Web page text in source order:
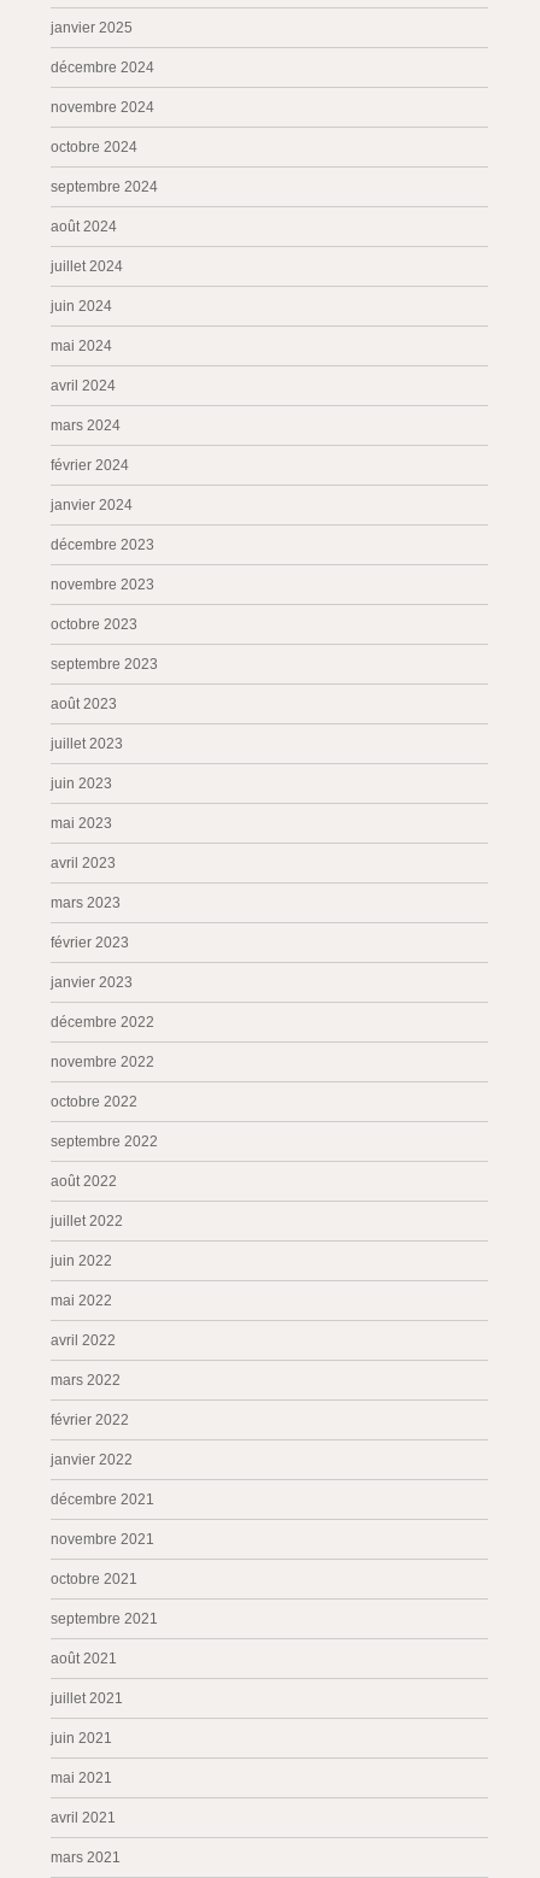
janvier 2025
décembre 2024
novembre 2024
octobre 2024
septembre 2024
août 2024
juillet 2024
juin 2024
mai 2024
avril 2024
mars 2024
février 2024
janvier 2024
décembre 2023
novembre 2023
octobre 2023
septembre 2023
août 2023
juillet 2023
juin 2023
mai 2023
avril 2023
mars 2023
février 2023
janvier 2023
décembre 2022
novembre 2022
octobre 2022
septembre 2022
août 2022
juillet 2022
juin 2022
mai 2022
avril 2022
mars 2022
février 2022
janvier 2022
décembre 2021
novembre 2021
octobre 2021
septembre 2021
août 2021
juillet 2021
juin 2021
mai 2021
avril 2021
mars 2021